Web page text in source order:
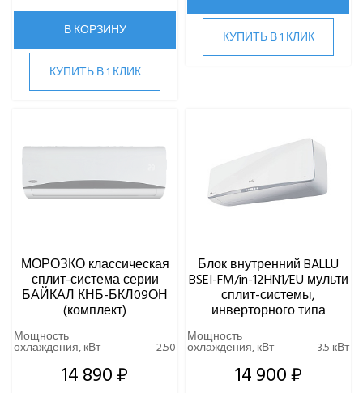
В КОРЗИНУ
КУПИТЬ В 1 КЛИК
КУПИТЬ В 1 КЛИК
МОРОЗКО классическая
сплит-система серии
БАЙКАЛ КНБ-БКЛ09ОН
(комплект)
Мощность
охлаждения, кВт 2.50
14 890 ₽
Блок внутренний BALLU
BSEI-FM/in-12HN1/EU мульти
сплит-системы,
инверторного типа
Мощность
охлаждения, кВт 3.5 кВт
14 900 ₽